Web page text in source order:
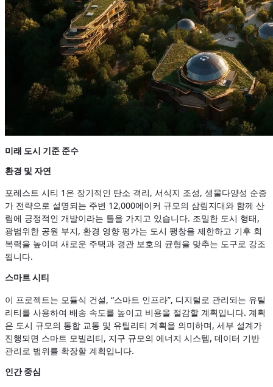
미래 도시 기준 준수
환경 및 자연
포레스트 시티 1은 장기적인 탄소 격리, 서식지 조성, 생물다양성 순증
가 전략으로 설명되는 주변 12,000에이커 규모의 삼림지대와 함께 산
림에 긍정적인 개발이라는 틀을 가지고 있습니다. 조밀한 도시 형태,
광범위한 공원 부지, 환경 영향 평가는 도시 팽창을 제한하고 기후 회
복력을 높이며 새로운 주택과 경관 보호의 균형을 맞추는 도구로 강조
됩니다.
스마트 시티
이 프로젝트는 모듈식 건설, “스마트 인프라”, 디지털로 관리되는 유틸
리티를 사용하여 배송 속도를 높이고 비용을 절감할 계획입니다. 계획
은 도시 규모의 통합 교통 및 유틸리티 계획을 의미하며, 세부 설계가
진행되면 스마트 모빌리티, 지구 규모의 에너지 시스템, 데이터 기반
관리로 범위를 확장할 계획입니다.
인간 중심